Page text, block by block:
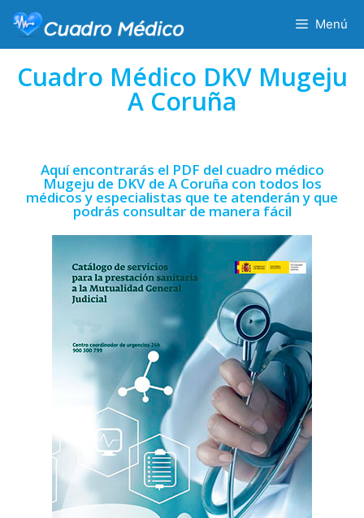
Menú
Cuadro Médico DKV Mugeju
A Coruña
Aquí encontrarás el PDF del cuadro médico
Mugeju de DKV de A Coruña con todos los
médicos y especialistas que te atenderán y que
podrás consultar de manera fácil